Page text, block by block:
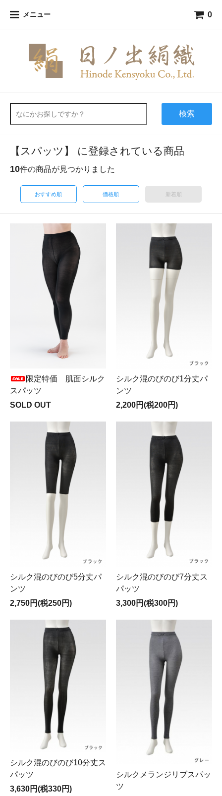
メニュー 0
検索
【スパッツ】 に登録されている商品
10件の商品が見つかりました
おすすめ順 価格順 新着順
限定特価 肌面シルク
スパッツ
SOLD OUT
シルク混のびのび1分丈パ
ンツ
2,200円(税200円)
シルク混のびのび5分丈パ
ンツ
2,750円(税250円)
シルク混のびのび7分丈ス
パッツ
3,300円(税300円)
シルク混のびのび10分丈ス
パッツ
3,630円(税330円)
シルクメランジリブスパッ
ツ